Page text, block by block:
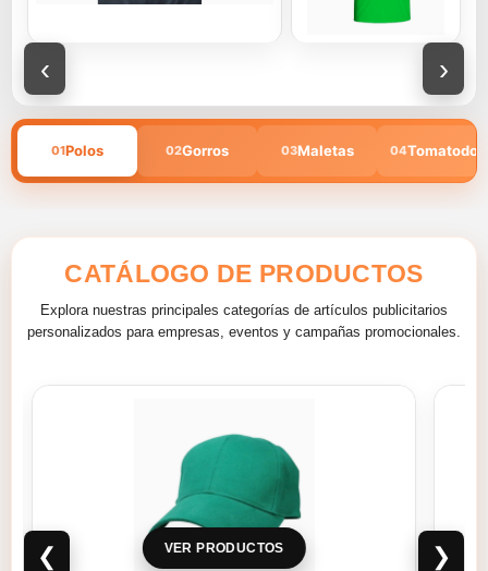
‹ ›
01Polos 02Gorros 03Maletas 04Tomatodos
CATÁLOGO DE PRODUCTOS
Explora nuestras principales categorías de artículos publicitarios
personalizados para empresas, eventos y campañas promocionales.
VER PRODUCTOS
❮ ❯